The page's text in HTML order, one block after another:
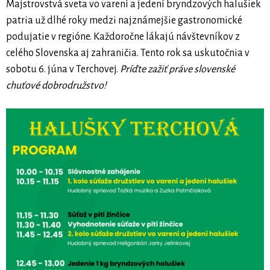
Majstrovstvá sveta vo varení a jedení bryndzových halušiek
patria už dlhé roky medzi najznámejšie gastronomické
podujatie v regióne. Každoročne lákajú návštevníkov z
celého Slovenska aj zahraničia. Tento rok sa uskutočnia v
sobotu 6. júna v Terchovej. Príďte zažiť práve slovenské
chuťové dobrodružstvo!